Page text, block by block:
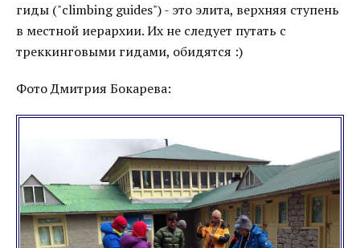
гиды ("climbing guides") - это элита, верхняя ступень
в местной иерархии. Их не следует путать с
треккинговыми гидами, обидятся :)
Фото Дмитрия Бокарева: